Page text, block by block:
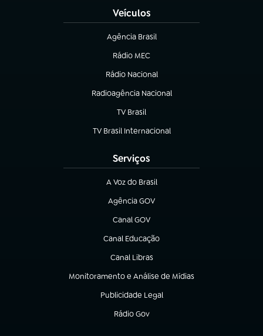
Veículos
Agência Brasil
(abre em nova aba)
Rádio MEC
(abre em nova aba)
Rádio Nacional
Radioagência Nacional
(abre em nova aba)
TV Brasil
(abre em nova aba)
TV Brasil Internacional
(abre em nova aba)
Serviços
A Voz do Brasil
(abre em nova aba)
Agência GOV
(abre em nova aba)
Canal GOV
(abre em nova aba)
Canal Educação
(abre em nova aba)
Canal Libras
(abre em nova aba)
Monitoramento e Análise de Mídias
(abre em nova aba)
Publicidade Legal
(abre em nova aba)
Rádio Gov
(abre em nova aba)